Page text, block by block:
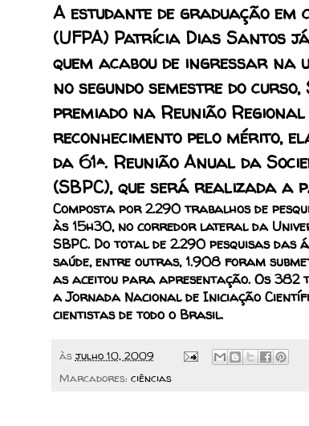
A estudante de graduação em
(UFPA) Patrícia Dias Santos
quem acabou de ingressar na
no segundo semestre do
premiado na Reunião
reconhecimento pelo mérito,
da 61ª. Reunião Anual da
(SBPC), que será realizada a
Composta por 2.290 trabalhos de
às 15h30, no corredor lateral da
SBPC. Do total de 2.290 pesquisas
saúde, entre outras, 1.908 foram
as aceitou para apresentação. Os
a Jornada Nacional de Iniciação
cientistas de todo o Brasil.
às julho 10, 2009
Marcadores: ciências